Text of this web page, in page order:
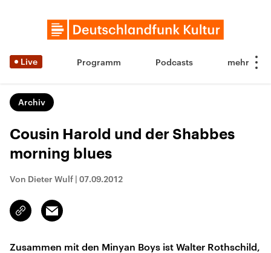
Live Programm Podcasts
Archiv
Cousin Harold und der Shabbes
morning blues
Von Dieter Wulf | 07.09.2012
Link
kopieren/teilen
Email
Zusammen mit den Minyan Boys ist Walter Rothschild,